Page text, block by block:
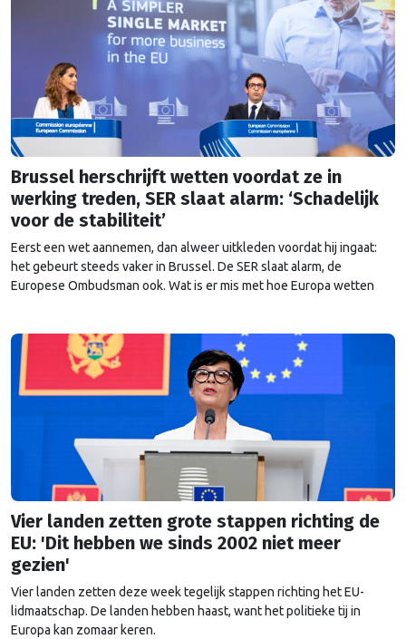
Brussel herschrijft wetten voordat ze in
werking treden, SER slaat alarm: ‘Schadelijk
voor de stabiliteit’
Eerst een wet aannemen, dan alweer uitkleden voordat hij ingaat:
het gebeurt steeds vaker in Brussel. De SER slaat alarm, de
Europese Ombudsman ook. Wat is er mis met hoe Europa wetten
Vier landen zetten grote stappen richting de
EU: 'Dit hebben we sinds 2002 niet meer
gezien'
Vier landen zetten deze week tegelijk stappen richting het EU-
lidmaatschap. De landen hebben haast, want het politieke tij in
Europa kan zomaar keren.